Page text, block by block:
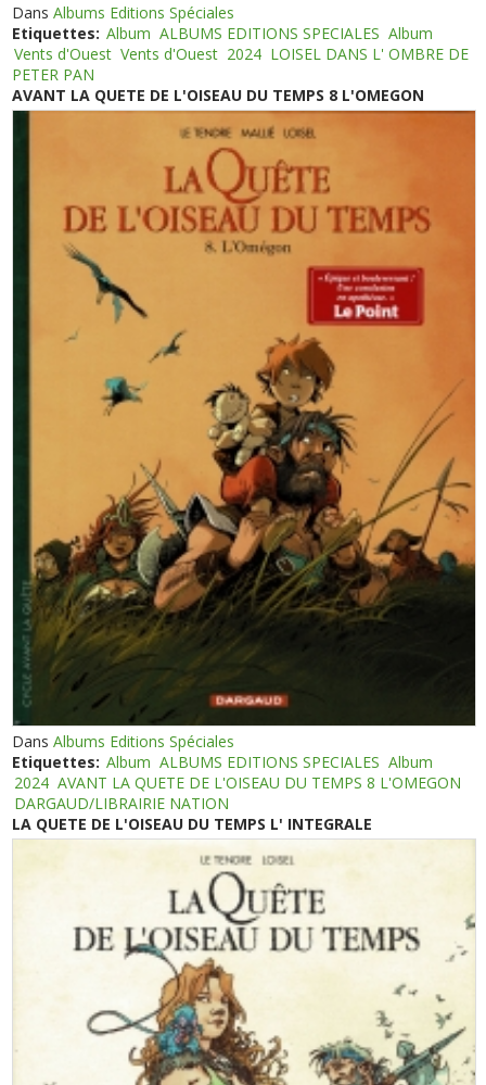
DansAlbums Editions Spéciales
Etiquettes: Album ALBUMS EDITIONS SPECIALES Album
Vents d'Ouest Vents d'Ouest 2024 LOISEL DANS L' OMBRE DE
PETER PAN
AVANT LA QUETE DE L'OISEAU DU TEMPS 8 L'OMEGON
DansAlbums Editions Spéciales
Etiquettes: Album ALBUMS EDITIONS SPECIALES Album
2024 AVANT LA QUETE DE L'OISEAU DU TEMPS 8 L'OMEGON
DARGAUD/LIBRAIRIE NATION
LA QUETE DE L'OISEAU DU TEMPS L' INTEGRALE